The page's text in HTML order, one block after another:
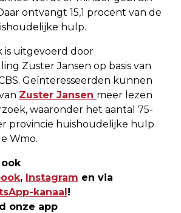
ontvangt 15,1 procent van de
hulp.
is uitgevoerd door
Zuster Jansen op basis van
Geïnteresseerden kunnen
Zuster Jansen meer lezen
waaronder het aantal 75-
provincie huishoudelijke hulp
Wmo.
, Instagram en via
kanaal!
onze app